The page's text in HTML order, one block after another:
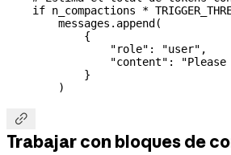
    if
n_compactions *
        messages.append(
            {
                "role"
: "user" ,
                "content"
:
            }
        )

Trabajar con bloques de